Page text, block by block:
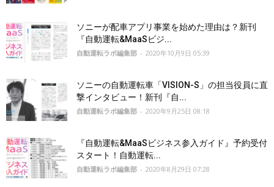
ソニーが配車アプリ事業を始めた理由は？新刊
『自動運転&MaaSビジ...
自動運転ラボ編集部 - 2020年10月9日 05:39
ソニーの自動運転車「VISION-S」の担当役員に直
撃インタビュー！新刊『自...
自動運転ラボ編集部 - 2020年9月25日 08:18
『自動運転&MaaSビジネス参入ガイド』予約受付
スタート！自動運転...
自動運転ラボ編集部 - 2020年8月29日 07:28